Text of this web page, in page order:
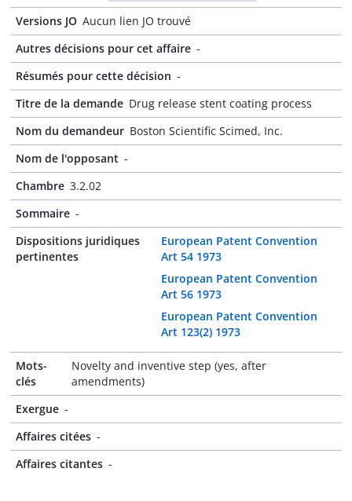
Versions JO Aucun lien JO trouvé
Autres décisions pour cet affaire -
Résumés pour cette décision -
Titre de la demande Drug release stent coating process
Nom du demandeur Boston Scientific Scimed, Inc.
Nom de l'opposant -
Chambre 3.2.02
Sommaire -
Dispositions juridiques
pertinentes
European Patent Convention
Art 54 1973
European Patent Convention
Art 56 1973
European Patent Convention
Art 123(2) 1973
Mots-
clés
Novelty and inventive step (yes, after
amendments)
Exergue -
Affaires citées -
Affaires citantes -